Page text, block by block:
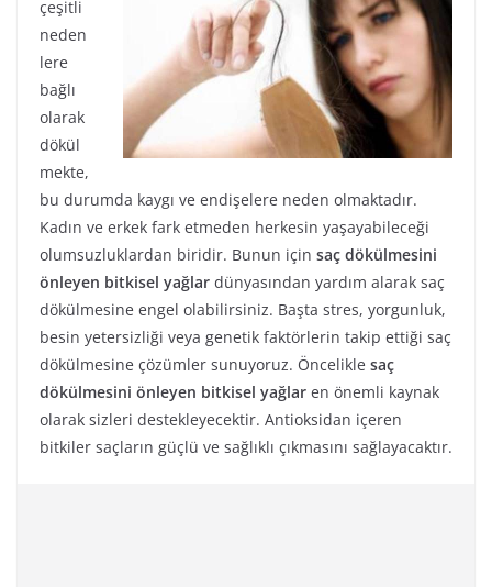
çeşitli
neden
lere
bağlı
olarak
dökül
mekte,
bu durumda kaygı ve endişelere neden olmaktadır.
Kadın ve erkek fark etmeden herkesin yaşayabileceği
olumsuzluklardan biridir. Bunun için saç dökülmesini
önleyen bitkisel yağlar dünyasından yardım alarak saç
dökülmesine engel olabilirsiniz. Başta stres, yorgunluk,
besin yetersizliği veya genetik faktörlerin takip ettiği saç
dökülmesine çözümler sunuyoruz. Öncelikle saç
dökülmesini önleyen bitkisel yağlar en önemli kaynak
olarak sizleri destekleyecektir. Antioksidan içeren
bitkiler saçların güçlü ve sağlıklı çıkmasını sağlayacaktır.